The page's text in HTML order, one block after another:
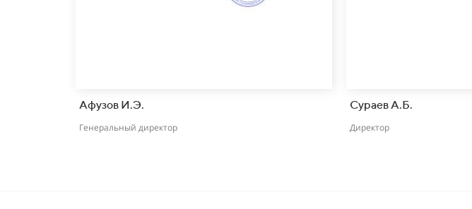
Афузов И.Э.
Генеральный директор
Сураев А.Б.
Директор